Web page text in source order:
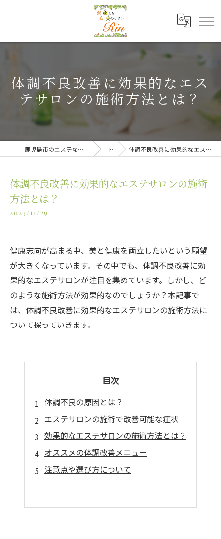
体調不良改善に効果的なエス
テサロンの施術方法とは？
鹿児島市のエステなら癒しと美のサロンRin コラム 体調不良改善に効果的なエステサロンの施術方法とは？
体調不良改善に効果的なエステサロンの施術
方法とは？
2023/11/29
健康志向が高まる中、美と健康を両立したいという願望
が大きくなっています。その中でも、体調不良改善に効
果的なエステサロンが注目を集めています。しかし、ど
のような施術方法が効果的なのでしょうか？本記事で
は、体調不良改善に効果的なエステサロンの施術方法に
ついて探っていきます。
目次
体調不良の原因とは？
エステサロンの施術で改善可能な症状
効果的なエステサロンの施術方法とは？
オススメの体調改善メニュー
注意点や選び方について